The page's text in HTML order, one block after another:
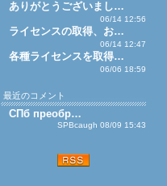
ありがとうございまし…
06/14 12:56
ライセンスの取得、お…
06/14 12:47
各種ライセンスを取得…
06/06 18:59
最近のコメント
СПб преобр…
SPBcaugh 08/09 15:43